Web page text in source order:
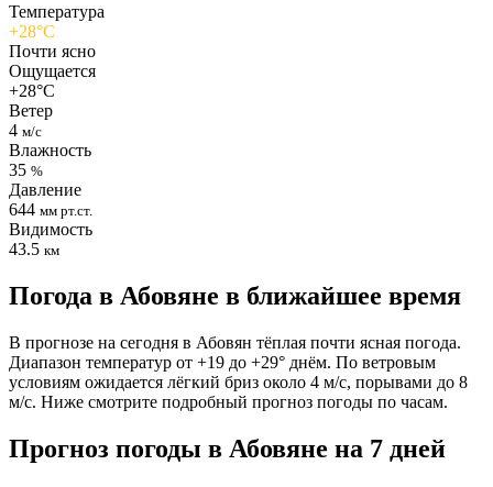
Температура
+28°C
Почти ясно
Ощущается
+28°C
Ветер
4 м/с
Влажность
35 %
Давление
644 мм рт.ст.
Видимость
43.5 км
Погода в Абовяне в ближайшее время
В прогнозе на сегодня в Абовян тёплая почти ясная погода.
Диапазон температур от +19 до +29° днём. По ветровым
условиям ожидается лёгкий бриз около 4 м/с, порывами до 8
м/с. Ниже смотрите подробный прогноз погоды по часам.
Прогноз погоды в Абовяне на 7 дней